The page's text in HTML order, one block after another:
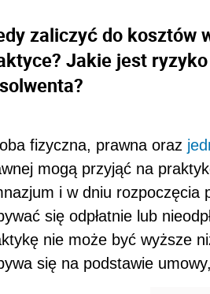
zaliczyć do kosztów
Jakie jest
fizyczna, prawna oraz
mogą przyjąć na
i w dniu rozpoczęcia
się odpłatnie lub
nie może być wyższe
się na podstawie